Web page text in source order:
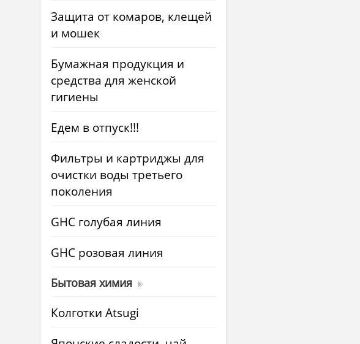
Защита от комаров, клещей
и мошек
Бумажная продукция и
средства для женской
гигиены
Едем в отпуск!!!
Фильтры и картриджы для
очистки воды третьего
поколения
GHC голубая линия
GHC розовая линия
Бытовая химия
Колготки Atsugi